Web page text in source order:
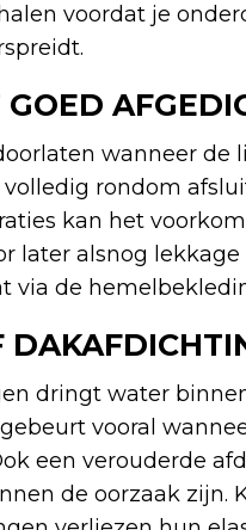
voordat je
wanneer de
rondom
kan het
later alsnog
via de
dringt water
vooral
een verouderde
de oorzaak zijn.